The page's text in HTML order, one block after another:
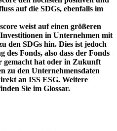
auf die SDGs, ebenfalls im
weist auf einen größeren
in Unternehmen mit
den SDGs hin. Dies ist jedoch
Fonds, also dass der Fonds
gemacht hat oder in Zukunft
zu den Unternehmensdaten
an ISS ESG. Weitere
Sie im Glossar.